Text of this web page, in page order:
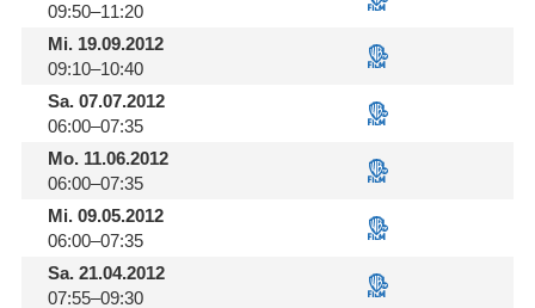
09:50–11:20
Mi.19.09.2012
09:10–10:40
Sa.07.07.2012
06:00–07:35
Mo.11.06.2012
06:00–07:35
Mi.09.05.2012
06:00–07:35
Sa.21.04.2012
07:55–09:30